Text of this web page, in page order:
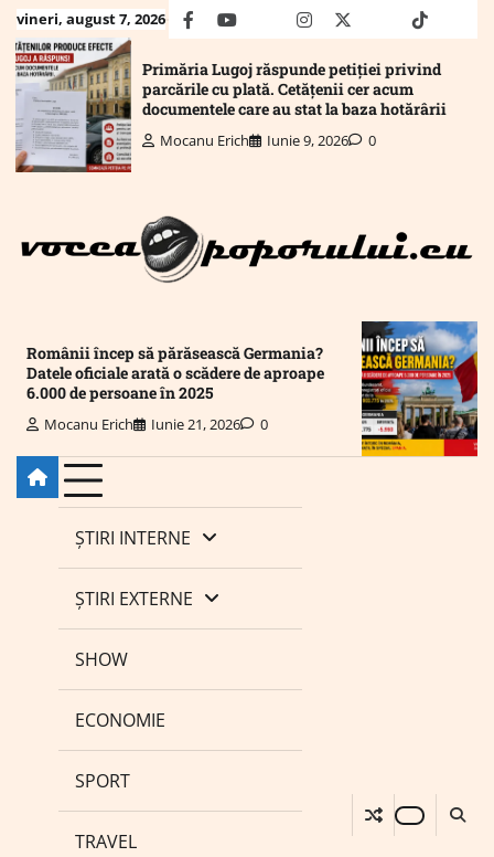
Skip
to
content
vineri, august 7, 2026 facebookyoutubeMailinstagram
twitter truthtiktok
Primăria Lugoj răspunde petiției privind
parcările cu plată. Cetățenii cer acum
documentele care au stat la baza hotărârii
Mocanu Erich Iunie 9, 2026 0
Românii încep să părăsească Germania?
Datele oficiale arată o scădere de aproape
6.000 de persoane în 2025
Mocanu Erich Iunie 21, 2026 0
ȘTIRI INTERNE
ȘTIRI EXTERNE
SHOW
ECONOMIE
SPORT
TRAVEL